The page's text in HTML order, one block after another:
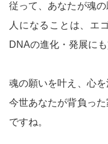
従って、あなたが魂
人になることは、エ
DNAの進化・発展に
魂の願いを叶え、心を
今世あなたが背負っ
ですね。